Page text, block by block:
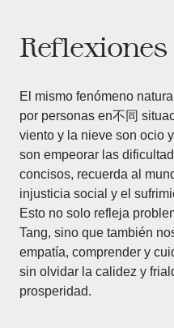
Reflexiones
El mismo fenómeno
por personas en不同
viento y la nieve son ocio
son empeorar las
concisos, recuerda al
injusticia social y el
Esto no solo refleja
Tang, sino que también
empatía, comprender y
sin olvidar la calidez y
prosperidad.